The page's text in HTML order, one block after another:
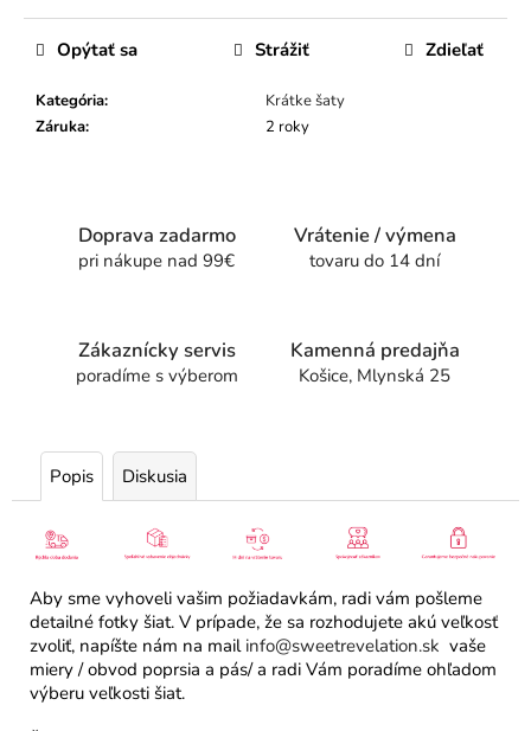
Kategória:
Krátke šaty
Záruka: 2 roky
Opýtať sa Strážiť Zdieľať
Doprava zadarmo
pri nákupe nad 99€
Vrátenie / výmena
tovaru do 14 dní
Zákaznícky servis
poradíme s výberom
Kamenná predajňa
Košice, Mlynská 25
Popis Diskusia
Aby sme vyhoveli vašim požiadavkám, radi vám pošleme
detailné fotky šiat. V prípade, že sa rozhodujete akú veľkosť
zvoliť, napíšte nám na mail info@sweetrevelation.sk vaše
miery / obvod poprsia a pás/ a radi Vám poradíme ohľadom
výberu veľkosti šiat.